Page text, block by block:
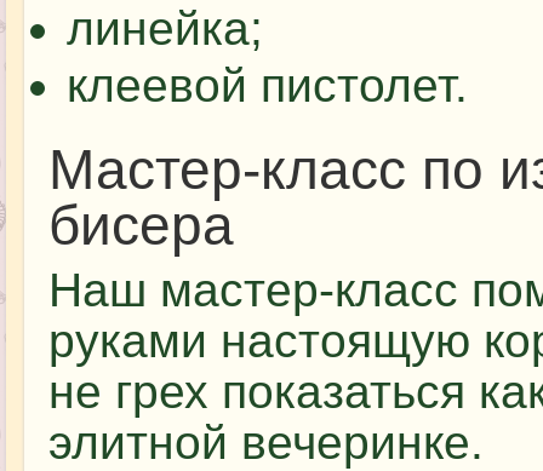
линейка;
клеевой пистолет.
Мастер-класс по
бисера
Наш мастер-класс
руками настоящую
не грех показаться
элитной вечеринке.